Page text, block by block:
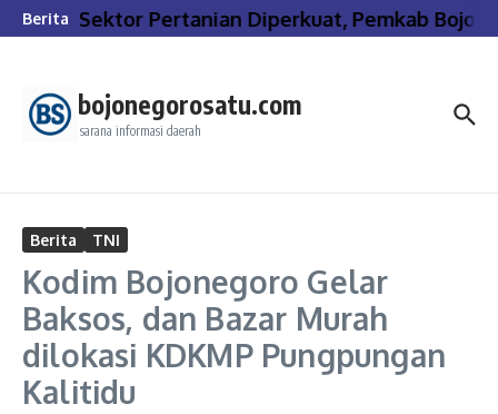
Lewati ke konten
Berita Sektor Pertanian Diperkuat, Pemkab
bojonegorosatu.com
sarana informasi daerah
Berita TNI
Kodim Bojonegoro Gelar
Baksos, dan Bazar Murah
dilokasi KDKMP Pungpungan
Kalitidu